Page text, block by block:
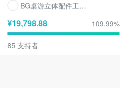
BG桌游立体配件工作室
¥19,798.88 109.99%
85 支持者